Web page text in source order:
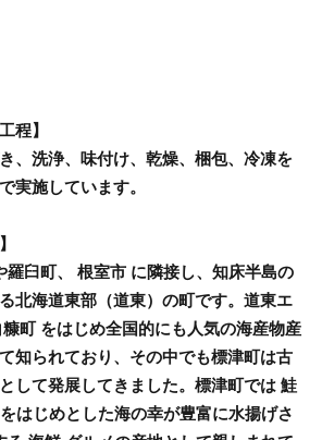
程】
、洗浄、味付け、乾燥、梱包、冷凍を
実施しています。
羅臼町、 根室市 に隣接し、知床半島の
北海道東部（道東）の町です。道東エ
町 をはじめ全国的にも人気の海産物産
知られており、その中でも標津町は古
して発展してきました。標津町では 鮭
はじめとした海の幸が豊富に水揚げさ